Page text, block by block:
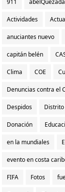
Actividades
anuciantes nuevo
capitán belén
Clima COE
Denuncias contra el
Despidos
Donación
en la mundiales
evento en costa
FIFA Fotos